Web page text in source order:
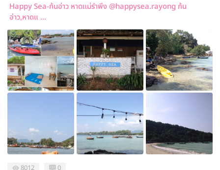
Happy Sea-ก้นอ่าว หาดแม่รำพึง @happysea.rayong ก้น
อ่าว,หาดแ ...
8012 0